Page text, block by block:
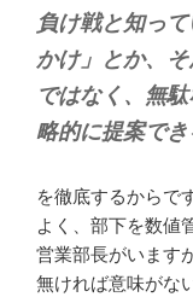
負け戦と知っ
かけ」とか、
ではなく、無
略的に提案でき
を徹底するからで
よく、部下を数値
営業部長がいます
無ければ意味がな